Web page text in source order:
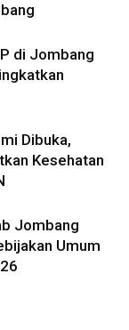
di Jombang
Dibuka,
Kesehatan
Jombang
Umum